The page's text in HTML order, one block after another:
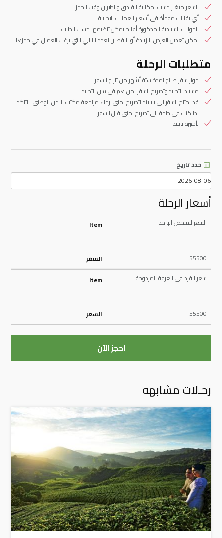
السعر متغير حسب امكانية الفندق والطيران وقت الحجز
أي تقلبات مفجأة في أسعار العملات الاجنبية
الجولات السياحية المذكورة أعلاه يمكن تنظيمها حسب الطلب
يمكن تعديل العرض بالزيادة أو النقصان لعدد الليالي التي يرغب العميل في حجزها
متطلبات الرحلة
جواز سفر صالح لمدة ستة أشهر من تاريخ السفر
مستند التجنيد وتصريح السفر لمن هم فى سن التجنيد
قد يحتاج السفر الى تايلاند لتصريح امنى برجاء مراجعة مكتب الامن الوطنى للتاكد
اذا كنت فى حاجة الى تصريح امنى قبل السفر
تأشيرة تايلند
حدد تاريخ
أسعار الرحلة
السعر للشخص الواحد
55500
سعر الفرد فى الغرفة المزدوجة
55500
احجز الآن
رحـلات مشابهه